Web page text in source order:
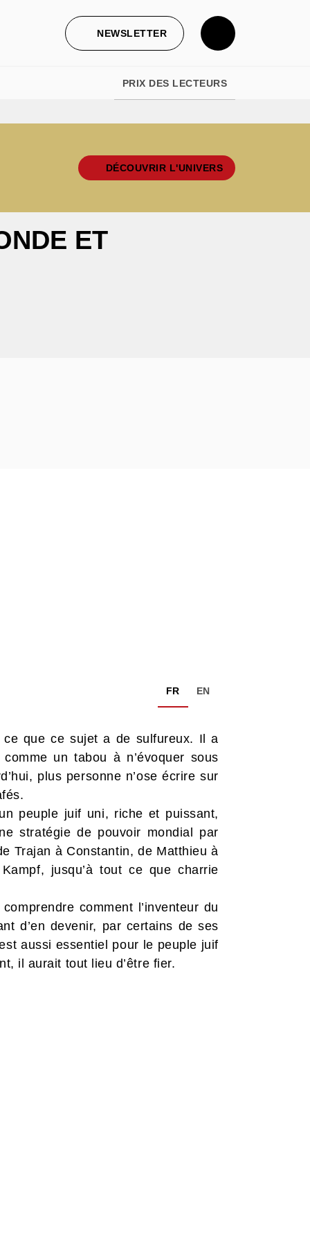
NEWSLETTER
PRIX DES LECTEURS
DÉCOUVRIR L'UNIVERS
ET
FR EN
ce que ce sujet a de sulfureux. Il a
un tabou à n’évoquer sous
plus personne n’ose écrire sur
peuple juif uni, riche et puissant,
stratégie de pouvoir mondial par
Trajan à Constantin, de Matthieu à
jusqu’à tout ce que charrie
comment l’inventeur du
d’en devenir, par certains de ses
aussi essentiel pour le peuple juif
il aurait tout lieu d’être fier.